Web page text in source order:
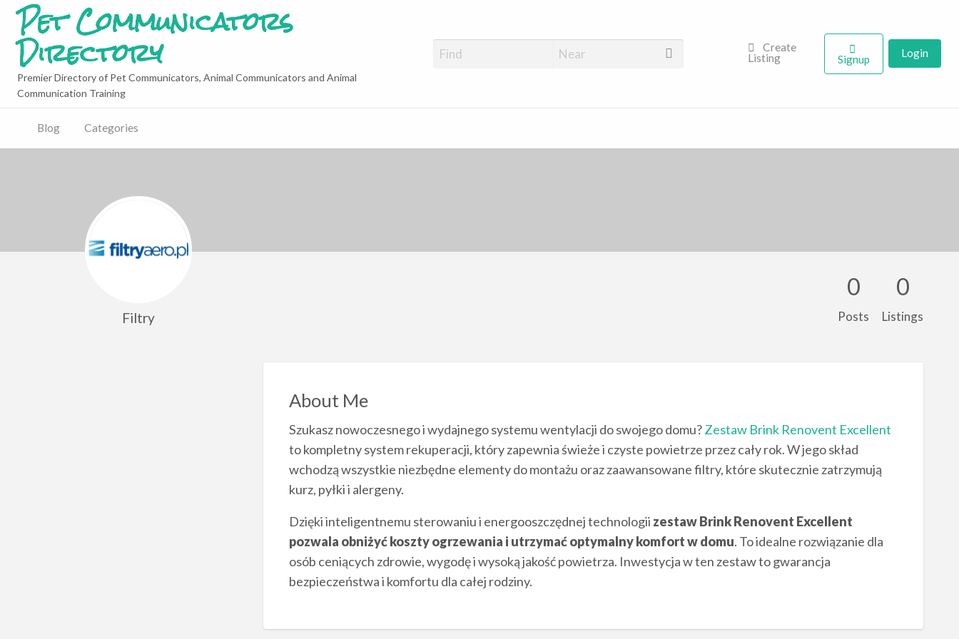
Pet Communicators
Directory
Premier Directory of Pet Communicators, Animal Communicators and Animal
Communication Training
Create
Listing
Signup Login
Blog Categories
Filtry
0
Posts
0
Listings
About Me
Szukasz nowoczesnego i wydajnego systemu wentylacji do swojego domu?Zestaw Brink Renovent Excellent
to kompletny system rekuperacji, który zapewnia świeże i czyste powietrze przez cały rok. W jego skład
wchodzą wszystkie niezbędne elementy do montażu oraz zaawansowane filtry, które skutecznie zatrzymują
kurz, pyłki i alergeny.
Dzięki inteligentnemu sterowaniu i energooszczędnej technologii zestaw Brink Renovent Excellent
pozwala obniżyć koszty ogrzewania i utrzymać optymalny komfort w domu. To idealne rozwiązanie dla
osób ceniących zdrowie, wygodę i wysoką jakość powietrza. Inwestycja w ten zestaw to gwarancja
bezpieczeństwa i komfortu dla całej rodziny.